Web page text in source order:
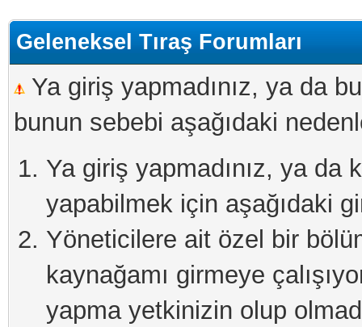
Geleneksel Tıraş Forumları
Ya giriş yapmadınız, ya da
bunun sebebi aşağıdaki
Ya giriş yapmadınız, ya da
yapabilmek için aşağıdaki
Yöneticilere ait özel bir
kaynağamı girmeye
yapma yetkinizin olup